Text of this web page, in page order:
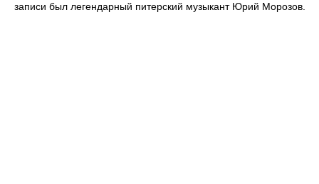
записи был легендарный питерский музыкант Юрий Морозов.